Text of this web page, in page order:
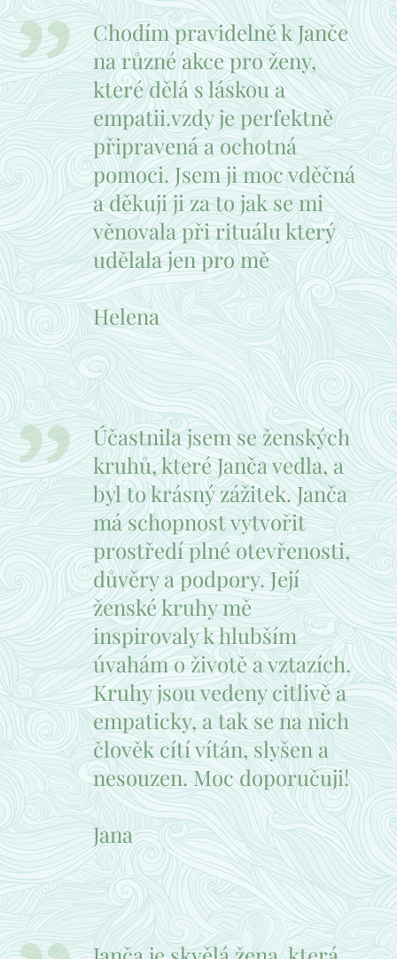
Chodím pravidelně k Janče
na různé akce pro ženy,
které dělá s láskou a
empatii.vzdy je perfektně
připravená a ochotná
pomoci. Jsem ji moc vděčná
a děkuji ji za to jak se mi
věnovala při rituálu který
udělala jen pro mě ❤️👍
Helena
Účastnila jsem se ženských
kruhů, které Janča vedla, a
byl to krásný zážitek. Janča
má schopnost vytvořit
prostředí plné otevřenosti,
důvěry a podpory. Její
ženské kruhy mě
inspirovaly k hlubším
úvahám o životě a vztazích.
Kruhy jsou vedeny citlivě a
empaticky, a tak se na nich
člověk cítí vítán, slyšen a
nesouzen. Moc doporučuji!
Jana